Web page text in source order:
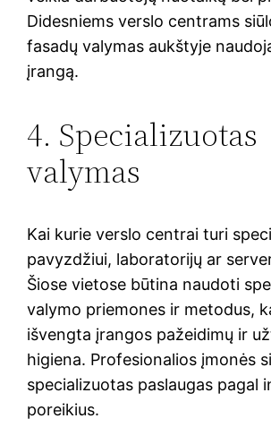
Didesniems verslo centrams
fasadų valymas aukštyje
įrangą.
4. Specializuotas
valymas
Kai kurie verslo centrai turi
pavyzdžiui, laboratorijų ar
Šiose vietose būtina naudoti
valymo priemones ir metodus,
išvengta įrangos pažeidimų ir
higiena. Profesionalios įmonės
specializuotas paslaugas pagal
poreikius.